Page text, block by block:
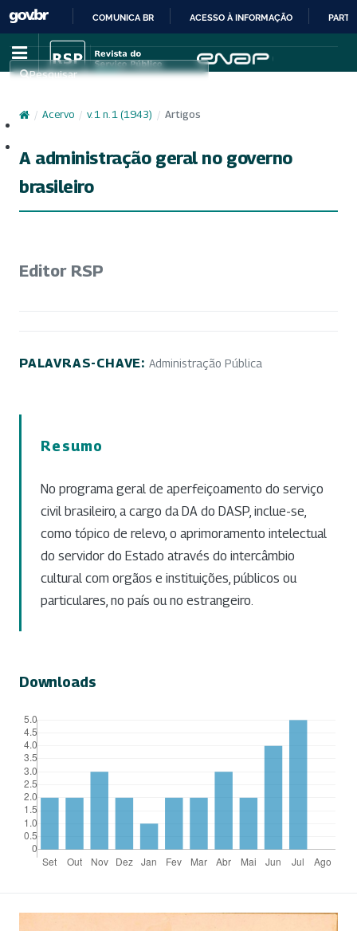
IR
PARA
CONTEÚDO
COMUNICA BR ACESSO À INFORMAÇÃO
Pesquisar
/ Acervo / v. 1 n. 1 (1943) / Artigos
A administração geral no governo
brasileiro
Editor RSP
PALAVRAS-CHAVE: Administração Pública
Resumo
No programa geral de aperfeiçoamento do serviço
civil brasileiro, a cargo da DA do DASP, inclue-se,
como tópico de relevo, o aprimoramento intelectual
do servidor do Estado através do intercâmbio
cultural com orgãos e instituições, públicos ou
particulares, no país ou no estrangeiro.
Downloads